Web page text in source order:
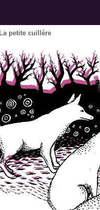
La petite cuillère